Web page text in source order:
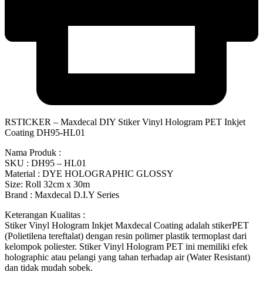
RSTICKER – Maxdecal DIY Stiker Vinyl Hologram PET Inkjet
Coating DH95-HL01
Nama Produk :
SKU : DH95 – HL01
Material : DYE HOLOGRAPHIC GLOSSY
Size: Roll 32cm x 30m
Brand : Maxdecal D.I.Y Series
Keterangan Kualitas :
Stiker Vinyl Hologram Inkjet Maxdecal Coating adalah stikerPET
(Polietilena tereftalat) dengan resin polimer plastik termoplast dari
kelompok poliester. Stiker Vinyl Hologram PET ini memiliki efek
holographic atau pelangi yang tahan terhadap air (Water Resistant)
dan tidak mudah sobek.